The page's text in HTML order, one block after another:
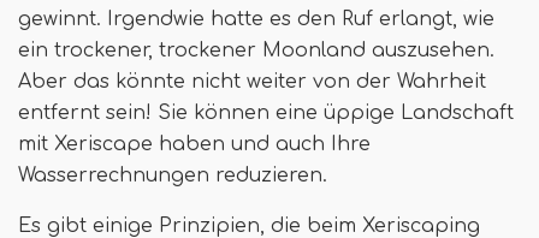
gewinnt. Irgendwie hatte es den Ruf erlangt, wie
ein trockener, trockener Moonland auszusehen.
Aber das könnte nicht weiter von der Wahrheit
entfernt sein! Sie können eine üppige Landschaft
mit Xeriscape haben und auch Ihre
Wasserrechnungen reduzieren.
Es gibt einige Prinzipien, die beim Xeriscaping